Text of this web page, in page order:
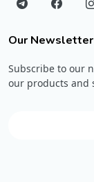
Our Newsletter
Subscribe to our
our products and